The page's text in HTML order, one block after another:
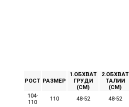
РОСТ РАЗМЕР
1.ОБХВАТ
ГРУДИ
(СМ)
2.ОБХВАТ
ТАЛИИ
(СМ)
104-
110
110 48-52 48-52